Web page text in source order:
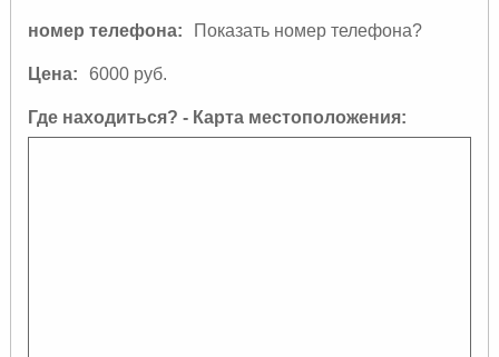
номер телефона: Показать номер телефона?
Цена: 6000 руб.
Где находиться? - Карта местоположения: